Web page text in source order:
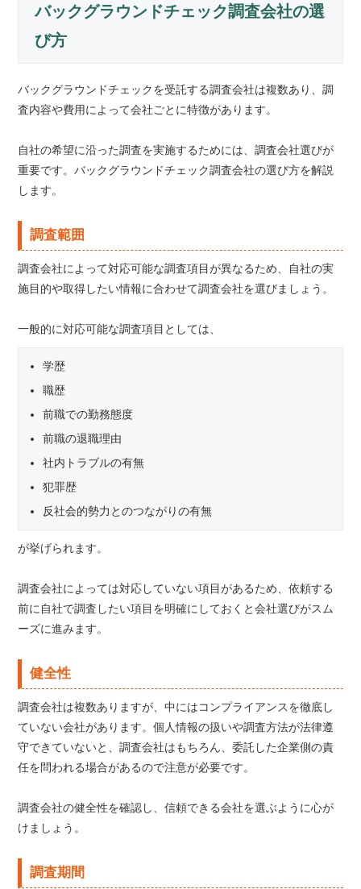
バックグラウンドチェック調査会社の選
び方
バックグラウンドチェックを受託する調査会社は複数あり、調
査内容や費用によって会社ごとに特徴があります。
自社の希望に沿った調査を実施するためには、調査会社選びが
重要です。バックグラウンドチェック調査会社の選び方を解説
します。
調査範囲
調査会社によって対応可能な調査項目が異なるため、自社の実
施目的や取得したい情報に合わせて調査会社を選びましょう。
一般的に対応可能な調査項目としては、
学歴
職歴
前職での勤務態度
前職の退職理由
社内トラブルの有無
犯罪歴
反社会的勢力とのつながりの有無
が挙げられます。
調査会社によっては対応していない項目があるため、依頼する
前に自社で調査したい項目を明確にしておくと会社選びがスム
ーズに進みます。
健全性
調査会社は複数ありますが、中にはコンプライアンスを徹底し
ていない会社があります。個人情報の扱いや調査方法が法律遵
守できていないと、調査会社はもちろん、委託した企業側の責
任を問われる場合があるので注意が必要です。
調査会社の健全性を確認し、信頼できる会社を選ぶように心が
けましょう。
調査期間